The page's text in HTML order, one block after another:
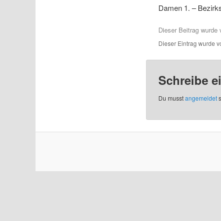
Damen 1. –
Dieser Beitrag
Dieser Eintrag wurde
Schreibe
Du musstangemeldet